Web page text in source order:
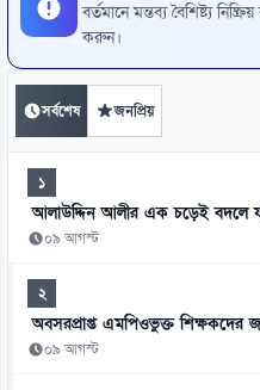
বর্তমানে মন্তব্য বৈশিষ্ট্য
করুন।
সর্বশেষ জনপ্রিয়
১
আলাউদ্দিন আলীর এক চড়েই বদলে
০৯ আগস্ট
২
অবসরপ্রাপ্ত এমপিওভুক্ত
০৯ আগস্ট